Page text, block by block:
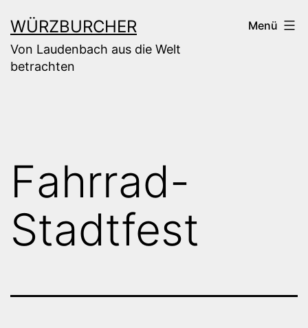
Inhalt
springen
WÜRZBURCHER
Von Laudenbach aus die Welt
betrachten
Menü
Fahrrad-
Stadtfest